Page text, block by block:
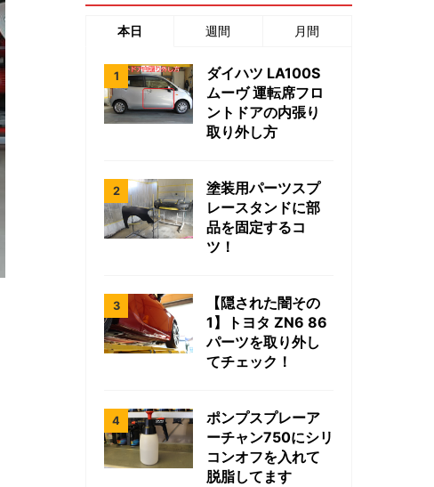
本日 週間 月間
ダイハツ LA100S
ムーヴ 運転席フロ
ントドアの内張り
取り外し方
塗装用パーツスプ
レースタンドに部
品を固定するコ
ツ！
【隠された闇その
1】トヨタ ZN6 86
パーツを取り外し
てチェック！
ポンプスプレーア
ーチャン750にシリ
コンオフを入れて
脱脂してます